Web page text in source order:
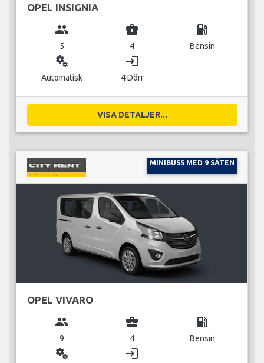
OPEL INSIGNIA
group
5
business_center
4
local_gas_station
Bensin
miscellaneous_services
Automatisk
login
4 Dörr
VISA DETALJER...
MINIBUSS MED 9 SÄTEN
OPEL VIVARO
group
9
business_center
4
local_gas_station
Bensin
miscellaneous_services login